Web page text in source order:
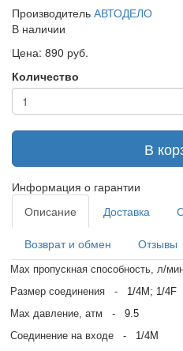
Производитель АВТОДЕЛО
В наличии
Цена: 890 руб.
Количество
В
Информация о гарантии
Описание
Доставка
Возврат и обмен Отзывы
Max пропускная способность, л/
Размер соединения - 1/4M; 1/4F
Max давление, атм - 9.5
Соединение на входе - 1/4M